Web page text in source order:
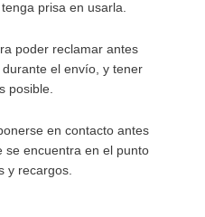
prisa en usarla.
poder reclamar antes
el envío, y tener
posible.
en contacto antes
se encuentra en el punto
y recargos.